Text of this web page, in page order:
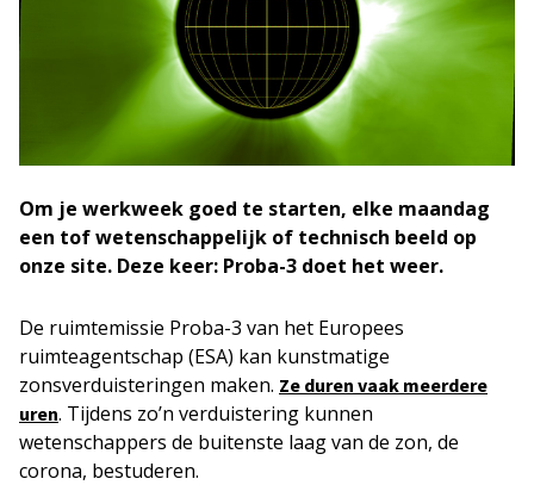
Om je werkweek goed te starten, elke maandag
een tof wetenschappelijk of technisch beeld op
onze site. Deze keer: Proba-3 doet het weer.
De ruimtemissie Proba-3 van het Europees
ruimteagentschap (ESA) kan kunstmatige
zonsverduisteringen maken. Ze duren vaak meerdere
uren. Tijdens zo’n verduistering kunnen
wetenschappers de buitenste laag van de zon, de
corona, bestuderen.